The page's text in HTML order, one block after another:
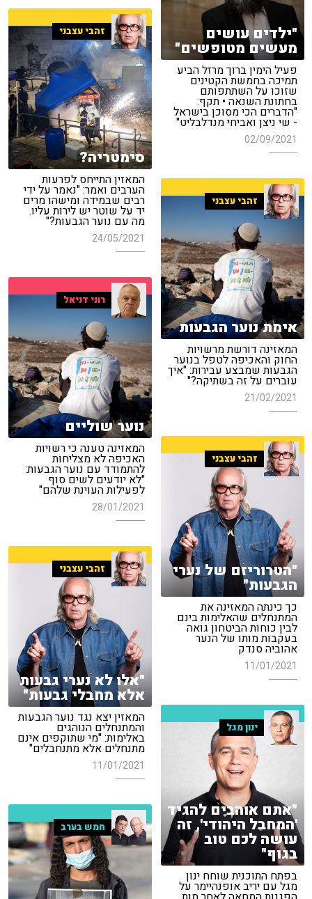
"ילדים עושים
מעשים מטופשים"
פעיל הימין ברוך מרזל הביע
תמיכה בחמשת הקטינים
שזוכו על השתתפותם
בחתונת השנאה • תקף:
"הדברים הכי מסוכן בישראל
- שי ניצן ואביחי מנדלבליט"
02/09/2021
זהבי עצבני
סימטריה?
המאזין התייחס לפרעות
הערבים ואמר: "נאמר על ידי
רבים שבמידה ומישהו מרים
יד על שוטר יש לירות עליו.
מה עם נוער הגבעות?"
24/05/2021
זהבי עצבני
אימת נוער הגבעות
המאזינה דורשת מרשויות
החוק והאכיפה לטפל בנוער
הגבעות שמבצע עבירות: "איך
עוברים על זה בשתיקה?"
21/02/2021
רוני דניאל
נוער שוליים
המאזינה טענה כי רשויות
האכיפה לא מצליחות
להתמודד עם נוער הגבעות:
"לא יודעים לשים סוף
לפעילות העוינת שלהם"
28/01/2021
זהבי עצבני
"הטרוריזם של נערי
הגבעות"
כך כינתה המאזינה את
המתנחלים שהאלימות בינם
לבין כוחות הביטחון גואה
בעקבות מותו של הנער
אהוביה סנדק
11/01/2021
זהבי עצבני
"אלו לא נערי גבעות
אלא מחבלי גבעות"
המאזין יצא נגד נוער הגבעות
והמתנחלים הנוהגים
באלימות: "מי שתוקפים אינם
מתנחלים אלא מתנחבלים"
11/01/2021
ינון מגל
"אתם אוהבים להגיד
'המחבל היהודי', זה
עושה לכם טוב
בגוף"
בפתח התוכנית שוחח ינון
מגל עם יריב אופנהיימר על
חמש בערב